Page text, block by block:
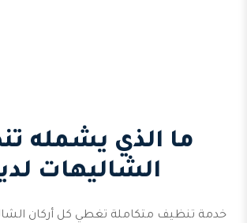
ما الذي يشمله
الشاليهات
خدمة تنظيف متكاملة تغطي كل أركان